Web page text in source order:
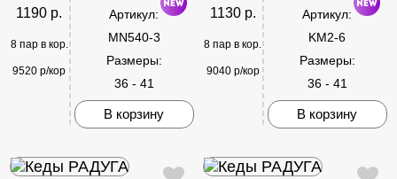
1190 р.
8 пар в кор.
9520 р/кор
Артикул:
MN540-3
Размеры:
36 - 41
В корзину
1130 р.
8 пар в кор.
9040 р/кор
Артикул:
KM2-6
Размеры:
36 - 41
В корзину